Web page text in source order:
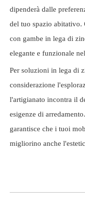
dipenderà dalle
del tuo spazio abitativo.
con gambe in lega di
elegante e funzionale
Per soluzioni in lega di
considerazione
l'artigianato incontra il
esigenze di
garantisce che i tuoi
migliorino anche